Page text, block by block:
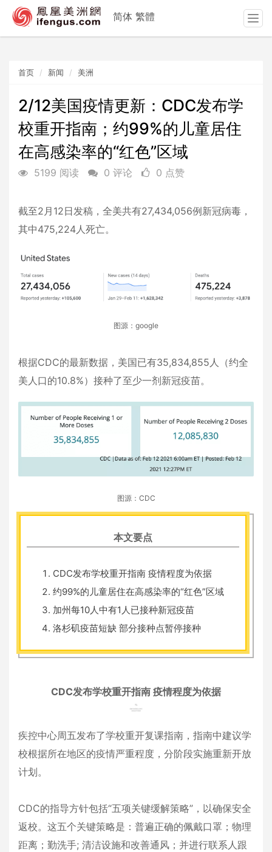
首页 新闻 美洲
2/12美国疫情更新：CDC发布学
校重开指南；约99%的儿童居住
在高感染率的“红色”区域
5199 阅读 0 评论 0 点赞
截至2月12日发稿，全美共有27,434,056例新冠病毒，
其中475,224人死亡。
图源：google
根据CDC的最新数据，美国已有35,834,855人（约全
美人口的10.8%）接种了至少一剂新冠疫苗。
图源：CDC
本文要点
CDC发布学校重开指南 疫情程度为依据
约99%的儿童居住在高感染率的“红色”区域
加州每10人中有1人已接种新冠疫苗
洛杉矶疫苗短缺 部分接种点暂停接种
CDC发布学校重开指南 疫情程度为依据
疾控中心周五发布了学校重开复课指南，指南中建议学
校根据所在地区的疫情严重程度，分阶段实施重新开放
计划。
CDC的指导方针包括“五项关键缓解策略”，以确保安全
返校。这五个关键策略是：普遍正确的佩戴口罩；物理
距离；勤洗手; 清洁设施和改善通风；并进行联系人跟
简体 繁體
T
o